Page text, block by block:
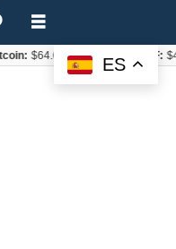
ES
$64.600,08 (+2.93%)